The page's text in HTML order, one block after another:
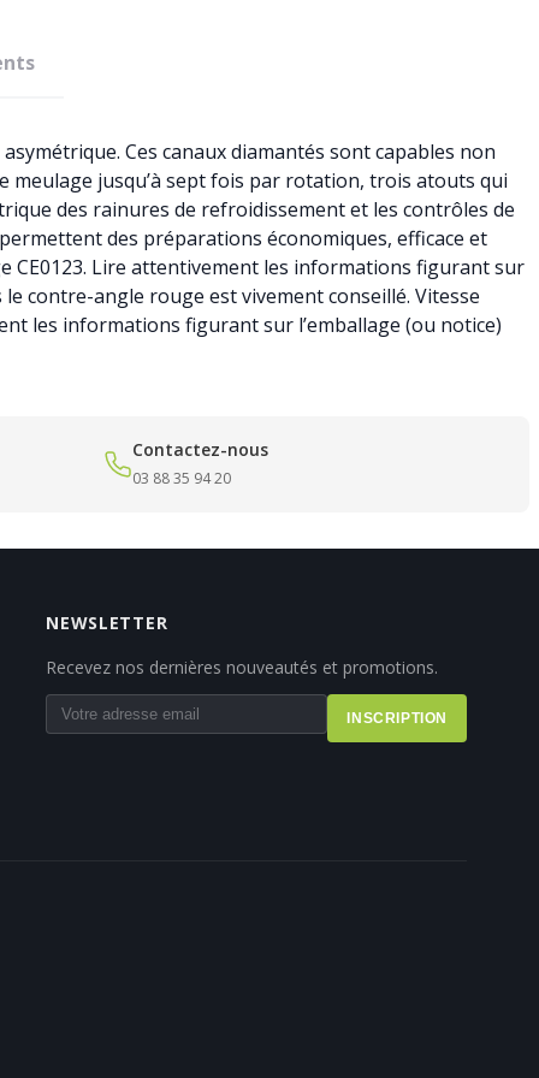
Ces canaux diamantés sont capables non
meulage jusqu’à sept fois par rotation, trois atouts qui
des rainures de refroidissement et les contrôles de
des préparations économiques, efficace et
CE0123. Lire attentivement les informations figurant sur
contre-angle rouge est vivement conseillé. Vitesse
les informations figurant sur l’emballage (ou notice)
Contactez-nous
03 88 35 94 20
NEWSLETTER
Recevez nos dernières nouveautés et promotions.
INSCRIPTION